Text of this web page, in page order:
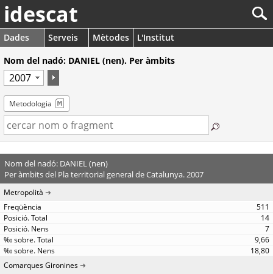
idescat
Dades Serveis Mètodes
L'Institut
Nom del nadó: DANIEL (nen). Per àmbits
Metodologia
Nom del nadó: DANIEL (nen)
Per àmbits del Pla territorial general de Catalunya. 2007
Metropolità
511
14
7
9,66
18,80
Comarques Gironines